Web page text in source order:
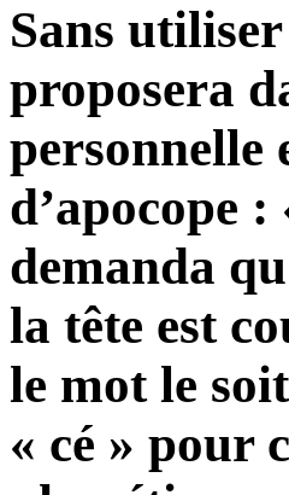
Sans
proposera
personnelle
d’apocope
demanda
la tête est
le mot le
« cé » pour